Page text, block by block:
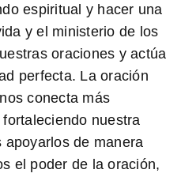
espiritual y hacer una
y el ministerio de los
oraciones y actúa
perfecta. La oración
conecta más
nuestra
apoyarlos de manera
el poder de la oración,